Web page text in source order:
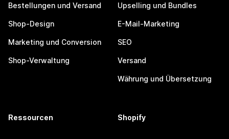
Bestellungen und Versand
Shop-Design
Marketing und Conversion
Shop-Verwaltung
Upselling und Bundles
E-Mail-Marketing
SEO
Versand
Währung und Übersetzung
Ressourcen Shopify